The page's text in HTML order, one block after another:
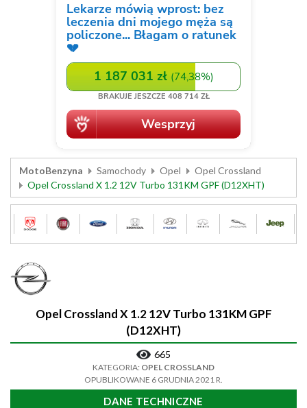
MotoBenzyna Samochody Opel
Opel Crossland
Opel Crossland X 1.2 12V Turbo 131KM GPF (D12XHT)
Opel Crossland X 1.2 12V Turbo 131KM GPF
(D12XHT)
665
KATEGORIA: OPEL CROSSLAND
OPUBLIKOWANE 6 GRUDNIA 2021 R.
DANE TECHNICZNE